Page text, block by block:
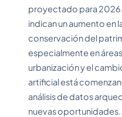
proyectado para
indican un aumento en
conservación del
especialmente en
urbanización y el
artificial está
análisis de datos
nuevas